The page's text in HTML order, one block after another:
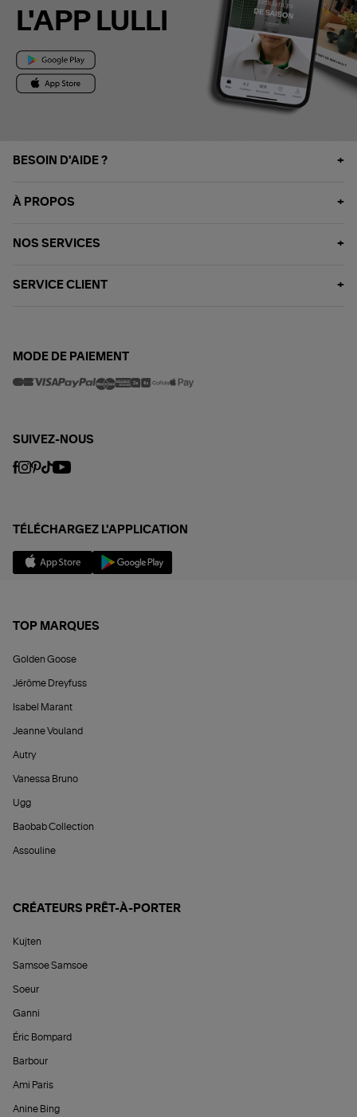
L'APP LULLI
BESOIN D'AIDE ?
À PROPOS
NOS SERVICES
SERVICE CLIENT
MODE DE PAIEMENT
SUIVEZ-NOUS
TÉLÉCHARGEZ L'APPLICATION
TOP MARQUES
Golden Goose
Jérôme Dreyfuss
Isabel Marant
Jeanne Vouland
Autry
Vanessa Bruno
Ugg
Baobab Collection
Assouline
CRÉATEURS PRÊT-À-PORTER
Kujten
Samsoe Samsoe
Soeur
Ganni
Éric Bompard
Barbour
Ami Paris
Anine Bing